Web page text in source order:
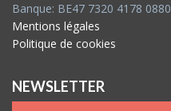
Banque: BE47 7320 4178 0880
Mentions légales
Politique de cookies
NEWSLETTER